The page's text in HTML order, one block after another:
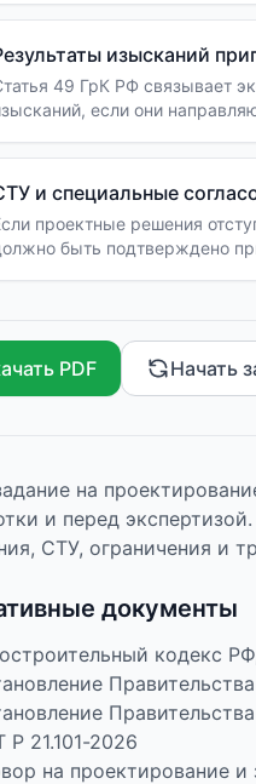
изысканий
49 ГрК РФ связывает
если они
и специальные
проектные решения
быть подтверждено
PDF Начать
на
и перед
СТУ, ограничения и
документы
кодекс
Р 21.101-2026
на проектирование и